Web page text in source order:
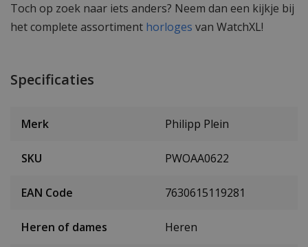
Toch op zoek naar iets anders? Neem dan een kijkje bij
het complete assortiment horloges van WatchXL!
Specificaties
Merk Philipp Plein
SKU PWOAA0622
EAN Code 7630615119281
Heren of dames Heren